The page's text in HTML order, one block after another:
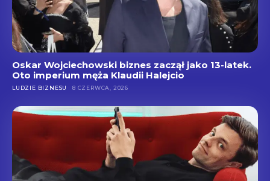
Oskar Wojciechowski biznes zaczął jako 13-latek.
Oto imperium męża Klaudii Halejcio
LUDZIE BIZNESU 8 CZERWCA, 2026